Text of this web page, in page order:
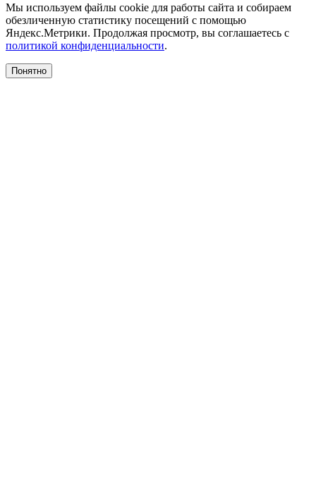
Мы используем файлы cookie для работы сайта и собираем
обезличенную статистику посещений с помощью
Яндекс.Метрики. Продолжая просмотр, вы соглашаетесь с
политикой конфиденциальности.
Понятно